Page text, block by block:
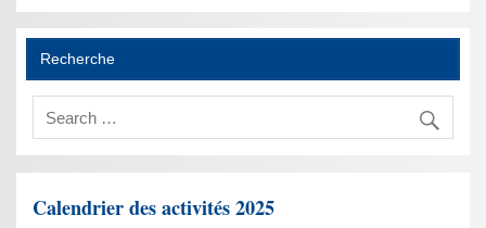
Recherche
Calendrier des activités 2025